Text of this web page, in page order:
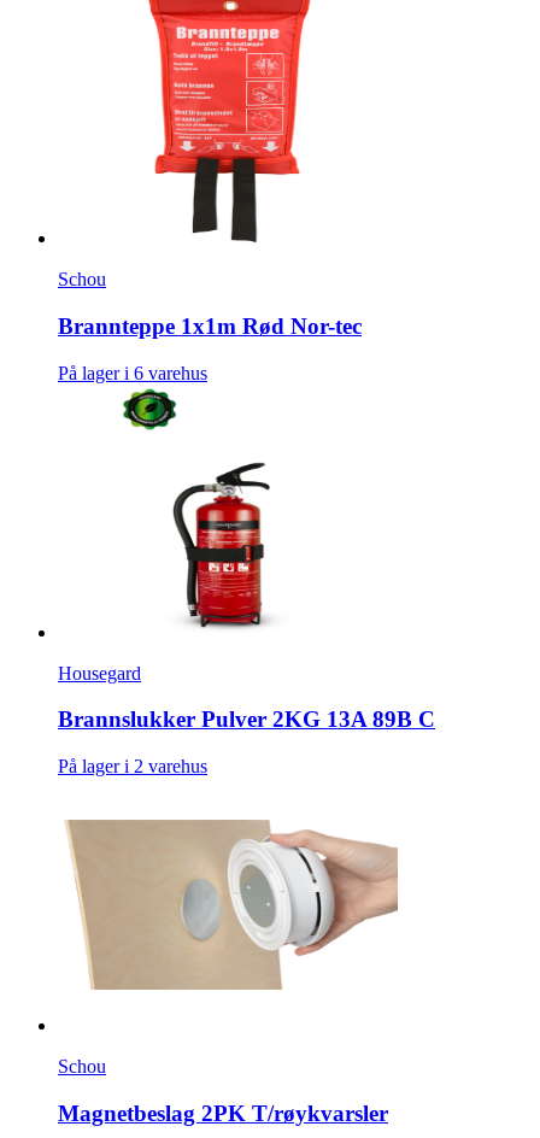
Schou
Brannteppe 1x1m Rød Nor-tec
På lager i 6 varehus
Housegard
Brannslukker Pulver 2KG 13A 89B C
På lager i 2 varehus
Schou
Magnetbeslag 2PK T/røykvarsler